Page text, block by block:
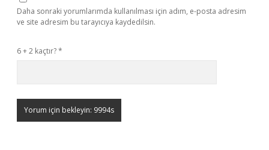
Daha sonraki yorumlarımda kullanılması için adım, e-posta adresim
ve site adresim bu tarayıcıya kaydedilsin.
6 + 2 kaçtır?*